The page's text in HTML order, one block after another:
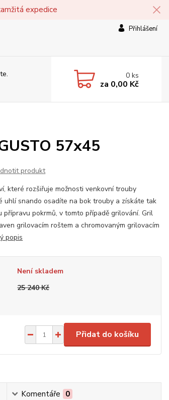
expedice
Přihlášení
0 ks
za 0,00 Kč
57x45
produkt
které rozšiřuje možnosti venkovní trouby
uhlí snando osadíte na bok trouby a získáte tak
pokrmů, v tomto případě grilování. Gril
grilovacím roštem a chromovaným grilovacím
popis
Není skladem
25 240 Kč
Přidat do košíku
Komentáře 0